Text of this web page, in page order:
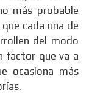
más probable
cada una de
del modo
factor que va a
ocasiona más